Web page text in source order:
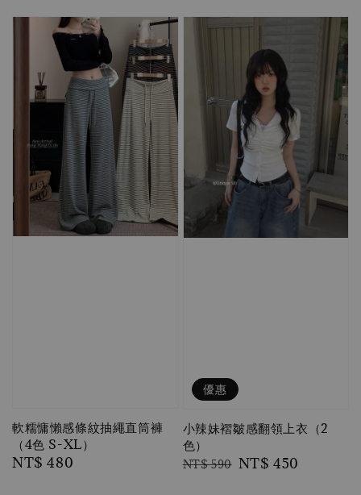
軟糯慵懶感條紋抽繩直筒褲
（4色 S-XL）
Regular
NT$ 480
優惠
小辣妹褶皺感翻領上衣（2
色）
Regular
NT$ 590 Sale
NT$ 450